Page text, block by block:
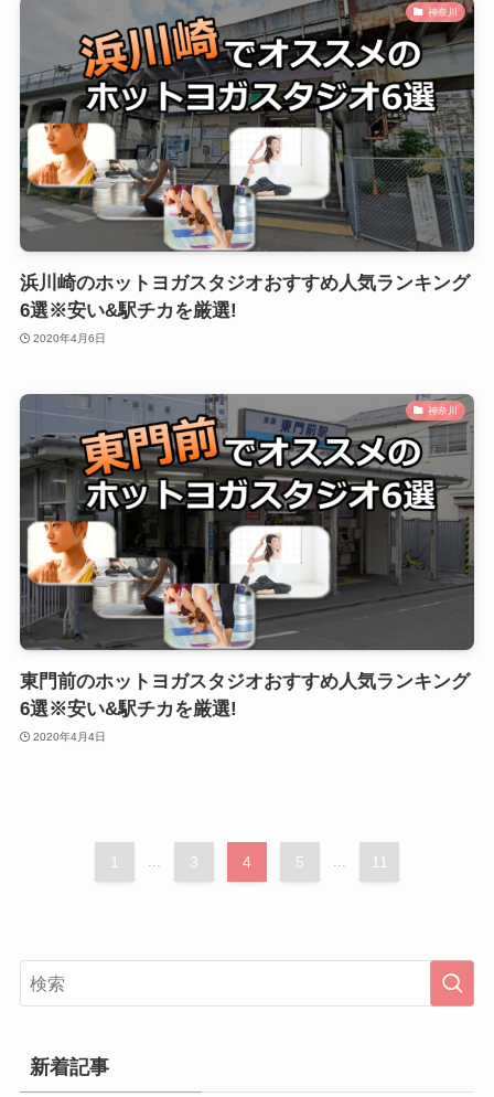
神奈川
浜川崎のホットヨガスタジオおすすめ人気ランキング
6選※安い&駅チカを厳選!
2020年4月6日
神奈川
東門前のホットヨガスタジオおすすめ人気ランキング
6選※安い&駅チカを厳選!
2020年4月4日
1 ... 3 4 5 ... 11
新着記事